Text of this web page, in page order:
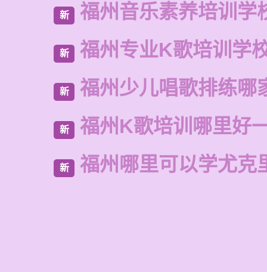
新 福州音乐素养培训学
新 福州专业K歌培训学
新 福州少儿唱歌排练哪
新 福州K歌培训哪里好
新 福州哪里可以学尤克